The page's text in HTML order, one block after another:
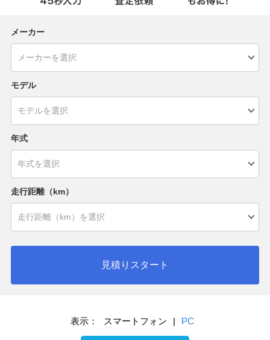
メーカー
モデル
年式
走行距離（km）
見積りスタート
表示： スマートフォン | PC